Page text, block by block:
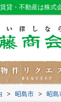
貸・不動産は株式
> 昭島市 > 昭島